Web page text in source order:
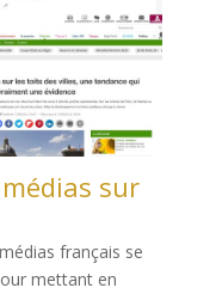
sur
français se
mettant en